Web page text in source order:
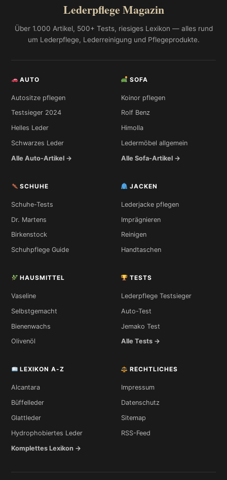
Lederpflege Magazin
Über 1.000 Artikel, 500+ Tests, riesiges Lexikon — alles rund
um Lederpflege, Lederreinigung und Pflegeprodukte.
AUTO
Autositze pflegen
Testsieger 2024
Helles Leder
Schwarzes Leder
Alle Auto-Artikel →
SOFA
Koinor pflegen
Rolf Benz
Himolla
Ledermöbel allgemein
Alle Sofa-Artikel →
SCHUHE
Schuhe-Tests
Dr. Martens
Birkenstock
Schuhpflege Guide
JACKEN
Lederjacke pflegen
Imprägnieren
Reinigen
Handtaschen
HAUSMITTEL
Vaseline
Selbstgemacht
Bienenwachs
Olivenöl
TESTS
Lederpflege Testsieger
Auto-Test
Jemako Test
Alle Tests →
LEXIKON A-Z
Alcantara
Büffelleder
Glattleder
Hydrophobiertes Leder
Komplettes Lexikon →
RECHTLICHES
Impressum
Datenschutz
Sitemap
RSS-Feed